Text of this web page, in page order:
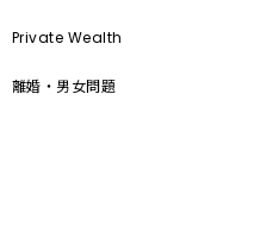
Private Wealth
離婚・男女問題